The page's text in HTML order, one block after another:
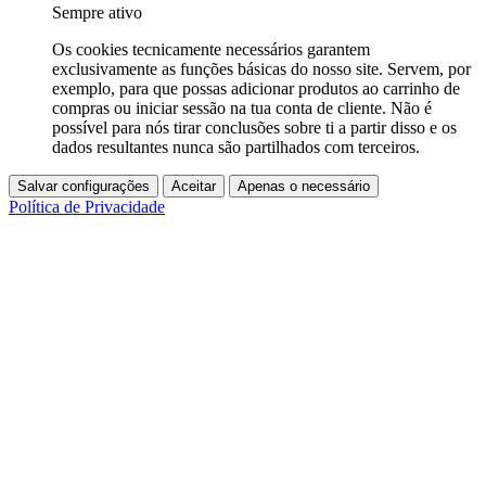
Sempre ativo
Os cookies tecnicamente necessários garantem
exclusivamente as funções básicas do nosso site. Servem, por
exemplo, para que possas adicionar produtos ao carrinho de
compras ou iniciar sessão na tua conta de cliente. Não é
possível para nós tirar conclusões sobre ti a partir disso e os
dados resultantes nunca são partilhados com terceiros.
Salvar configurações Aceitar Apenas o necessário
Política de Privacidade